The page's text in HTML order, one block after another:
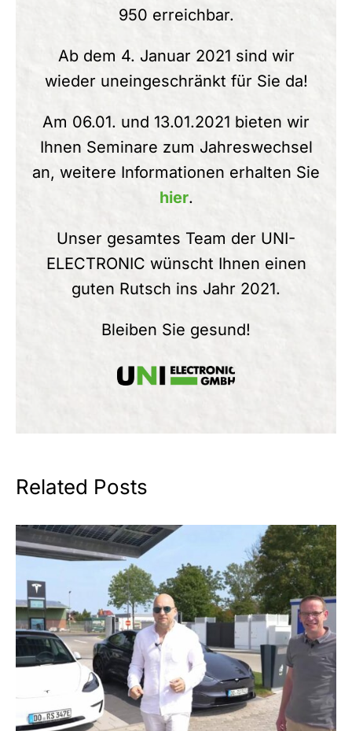
950 erreichbar.
Ab dem 4. Januar 2021 sind wir
wieder uneingeschränkt für Sie da!
Am 06.01. und 13.01.2021 bieten wir
Ihnen Seminare zum Jahreswechsel
an, weitere Informationen erhalten Sie
hier.
Unser gesamtes Team der UNI-
ELECTRONIC wünscht Ihnen einen
guten Rutsch ins Jahr 2021.
Bleiben Sie gesund!
Related Posts